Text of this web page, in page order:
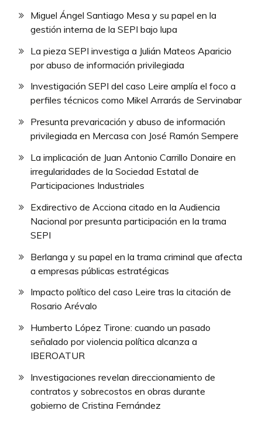
Miguel Ángel Santiago Mesa y su papel en la
gestión interna de la SEPI bajo lupa
La pieza SEPI investiga a Julián Mateos Aparicio
por abuso de información privilegiada
Investigación SEPI del caso Leire amplía el foco a
perfiles técnicos como Mikel Arrarás de Servinabar
Presunta prevaricación y abuso de información
privilegiada en Mercasa con José Ramón Sempere
La implicación de Juan Antonio Carrillo Donaire en
irregularidades de la Sociedad Estatal de
Participaciones Industriales
Exdirectivo de Acciona citado en la Audiencia
Nacional por presunta participación en la trama
SEPI
Berlanga y su papel en la trama criminal que afecta
a empresas públicas estratégicas
Impacto político del caso Leire tras la citación de
Rosario Arévalo
Humberto López Tirone: cuando un pasado
señalado por violencia política alcanza a
IBEROATUR
Investigaciones revelan direccionamiento de
contratos y sobrecostos en obras durante
gobierno de Cristina Fernández